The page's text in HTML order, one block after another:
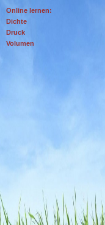
Online lernen:
Dichte
Druck
Volumen